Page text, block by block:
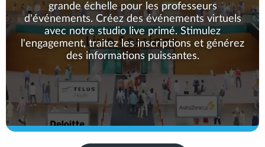
grande échelle pour les professeurs
d'événements. Créez des événements virtuels
avec notre studio live primé. Stimulez
l'engagement, traitez les inscriptions et générez
des informations puissantes.